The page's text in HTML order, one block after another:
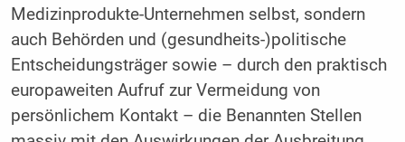
Medizinprodukte-Unternehmen selbst, sondern
auch Behörden und (gesundheits-)politische
Entscheidungsträger sowie – durch den praktisch
europaweiten Aufruf zur Vermeidung von
persönlichem Kontakt – die Benannten Stellen